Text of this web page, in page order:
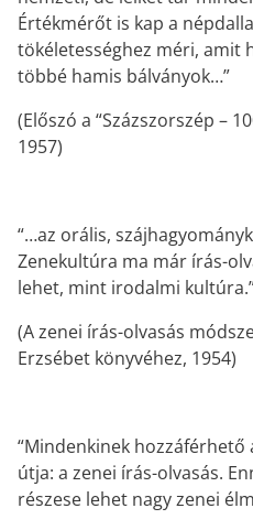
Értékmérőt is kap a
tökéletességhez méri, amit
többé hamis bálványok…”
(Előszó a “Százszorszép –
1957)
“…az orális,
Zenekultúra ma már írás-
lehet, mint irodalmi
(A zenei írás-olvasás
Erzsébet könyvéhez, 1954)
“Mindenkinek hozzáférhető
útja: a zenei írás-olvasás.
részese lehet nagy zenei